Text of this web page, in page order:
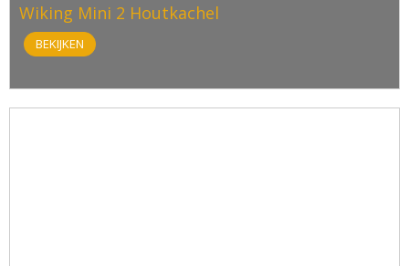
Wiking Mini 2 Houtkachel
BEKIJKEN